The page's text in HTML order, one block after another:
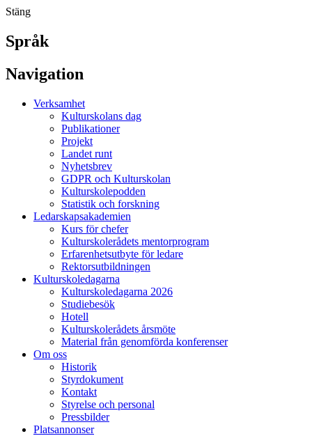
Stäng
Språk
Navigation
Verksamhet
Kulturskolans dag
Publikationer
Projekt
Landet runt
Nyhetsbrev
GDPR och Kulturskolan
Kulturskolepodden
Statistik och forskning
Ledarskapsakademien
Kurs för chefer
Kulturskolerådets mentorprogram
Erfarenhetsutbyte för ledare
Rektorsutbildningen
Kulturskoledagarna
Kulturskoledagarna 2026
Studiebesök
Hotell
Kulturskolerådets årsmöte
Material från genomförda konferenser
Om oss
Historik
Styrdokument
Kontakt
Styrelse och personal
Pressbilder
Platsannonser